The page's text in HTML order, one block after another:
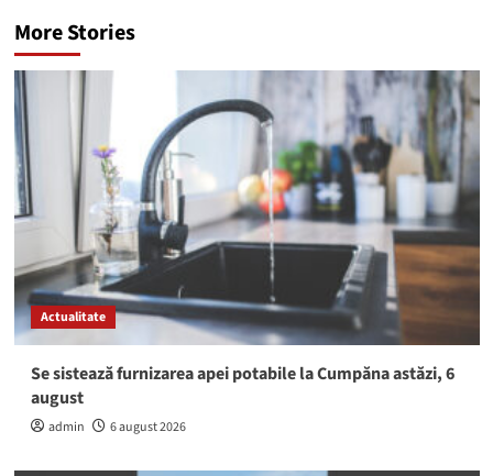
More Stories
Actualitate
Se sistează furnizarea apei potabile la Cumpăna astăzi, 6
august
admin 6 august 2026